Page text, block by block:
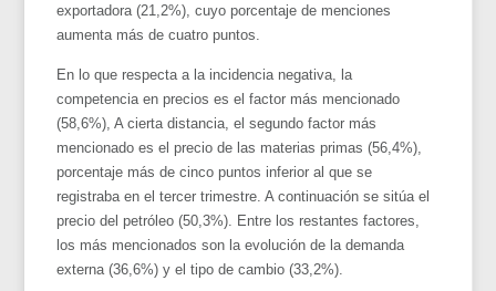
exportadora (21,2%), cuyo porcentaje de menciones
aumenta más de cuatro puntos.
En lo que respecta a la incidencia negativa, la
competencia en precios es el factor más mencionado
(58,6%), A cierta distancia, el segundo factor más
mencionado es el precio de las materias primas (56,4%),
porcentaje más de cinco puntos inferior al que se
registraba en el tercer trimestre. A continuación se sitúa el
precio del petróleo (50,3%). Entre los restantes factores,
los más mencionados son la evolución de la demanda
externa (36,6%) y el tipo de cambio (33,2%).